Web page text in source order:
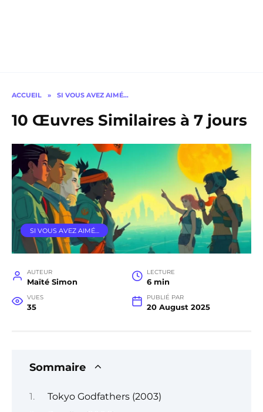
ACCUEIL » SI VOUS AVEZ AIMÉ…
10 Œuvres Similaires à 7 jours
SI VOUS AVEZ AIMÉ…
AUTEUR
Maïté Simon
LECTURE
6 min
VUES
35
PUBLIÉ PAR
20 August 2025
Sommaire
Tokyo Godfathers (2003)